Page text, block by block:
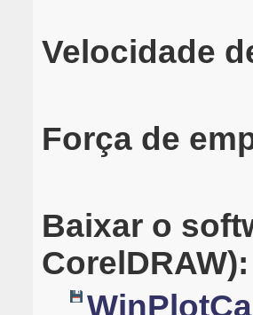
Velocidade
Força de
Baixar o
CorelDRAW):